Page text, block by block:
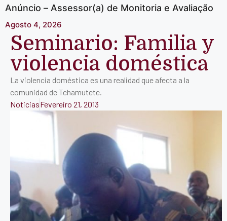
Anúncio – Assessor(a) de Monitoria e Avaliação
Agosto 4, 2026
Seminario: Familia y
violencia doméstica
La violencia doméstica es una realidad que afecta a la
comunidad de Tchamutete.
NoticiasFevereiro 21, 2013